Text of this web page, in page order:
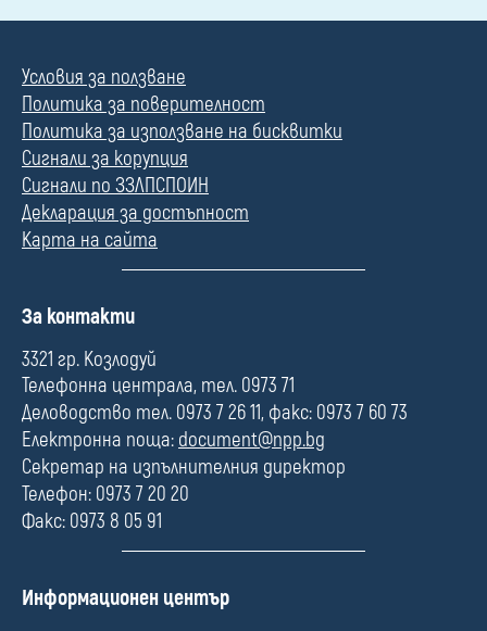
Условия за ползване
Политика за поверителност
Политика за използване на бисквитки
Сигнали за корупция
Сигнали по ЗЗЛПСПОИН
Декларация за достъпност
Карта на сайта
П
л
е
За контакти
3321 гр. Козлодуй
Телефонна централа, тел. 0973 71
Деловодство тел. 0973 7 26 11, факс: 0973 7 60 73
Електронна поща: document@npp.bg
Секретар на изпълнителния директор
Телефон: 0973 7 20 20
Факс: 0973 8 05 91
П
Информационен център